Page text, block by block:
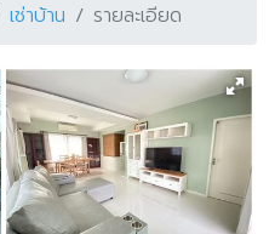
เช่าบ้าน รายละเอียด